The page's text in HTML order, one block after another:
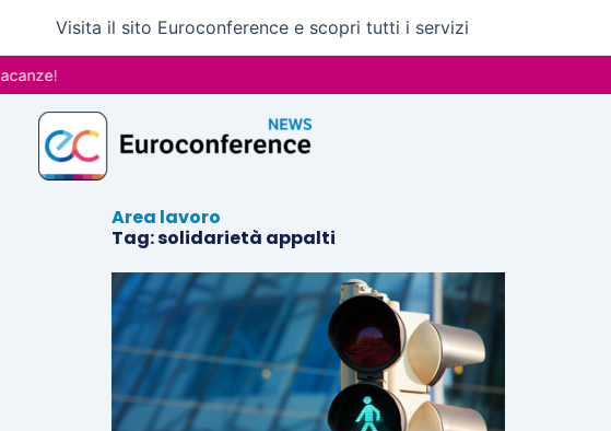
contenuto
Visita il sito Euroconference e scopri tutti i servizi
Area lavoro
Tag: solidarietà appalti